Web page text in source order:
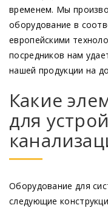
временем. Мы
оборудование в
европейскими
посредников нам
нашей продукции на
Какие
для
Оборудование для
следующие